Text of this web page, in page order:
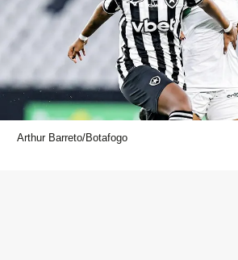
Arthur Barreto/Botafogo